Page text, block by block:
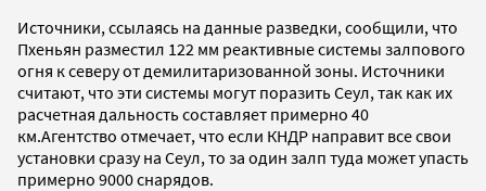
Источники, ссылаясь на данные разведки, сообщили, что
Пхеньян разместил 122 мм реактивные системы залпового
огня к северу от демилитаризованной зоны. Источники
считают, что эти системы могут поразить Сеул, так как их
расчетная дальность составляет примерно 40
км.Агентство отмечает, что если КНДР направит все свои
установки сразу на Сеул, то за один залп туда может упасть
примерно 9000 снарядов.